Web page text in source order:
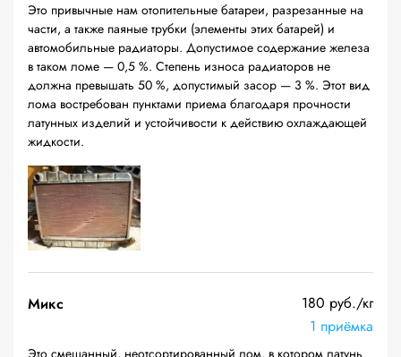
Это привычные нам отопительные батареи, разрезанные на
части, а также паяные трубки (элементы этих батарей) и
автомобильные радиаторы. Допустимое содержание железа
в таком ломе — 0,5 %. Степень износа радиаторов не
должна превышать 50 %, допустимый засор — 3 %. Этот вид
лома востребован пунктами приема благодаря прочности
латунных изделий и устойчивости к действию охлаждающей
жидкости.
Микс
180 руб./кг
1 приёмка
Это смешанный, неотсортированный лом, в котором латунь